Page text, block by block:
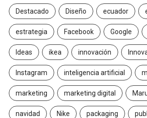
Destacado Diseño ecuador
estrategia Facebook Google
Ideas ikea innovación
Instagram inteligencia artificial
marketing marketing digital
navidad Nike packaging